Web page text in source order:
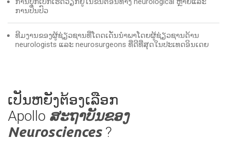
ການປິ່ນປົວ
ທີມງານຂອງຜູ້ຊ່ຽວຊານທີ່ໂດດເດັ່ນນໍາພາໂດຍຜູ້ຊ່ຽວຊານດ້ານ
neurologists ແລະ neurosurgeons ທີ່ດີທີ່ສຸດໃນປະເທດອິນເດຍ
ເປັນຫຍັງຕ້ອງເລືອກ
Apollo ສະຖາບັນຂອງ
Neurosciences ?